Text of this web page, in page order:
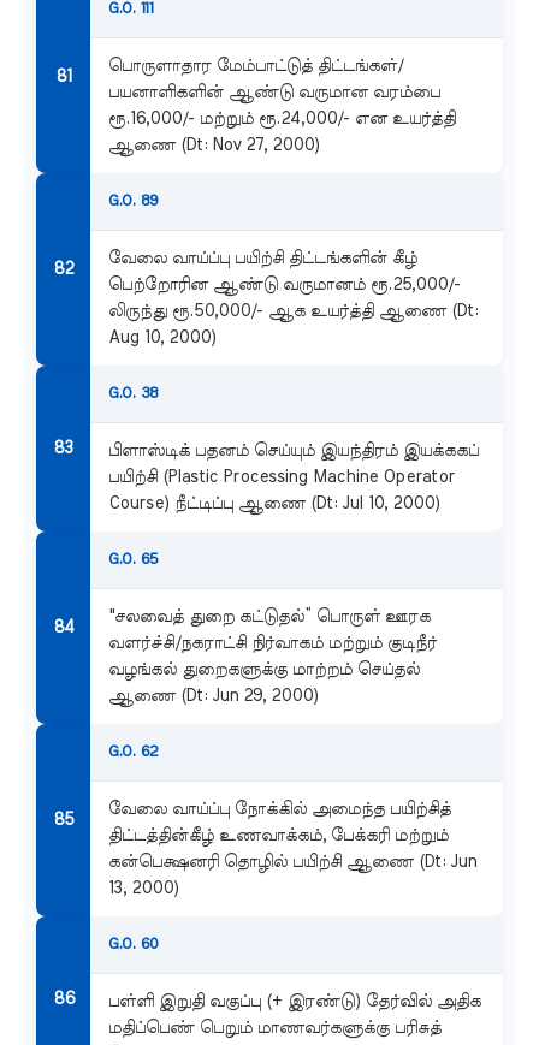
G.O. 111
பொருளாதார மேம்பாட்டுத் திட்டங்கள்/
பயனாளிகளின் ஆண்டு வருமான வரம்பை
ரூ.16,000/- மற்றும் ரூ.24,000/- என உயர்த்தி
ஆணை (Dt: Nov 27, 2000)
G.O. 89
வேலை வாய்ப்பு பயிற்சி திட்டங்களின் கீழ்
பெற்றோரின ஆண்டு வருமானம் ரூ.25,000/-
லிருந்து ரூ.50,000/- ஆக உயர்த்தி ஆணை (Dt:
Aug 10, 2000)
G.O. 38
பிளாஸ்டிக் பதனம் செய்யும் இயந்திரம் இயக்ககப்
பயிற்சி (Plastic Processing Machine Operator
Course) நீட்டிப்பு ஆணை (Dt: Jul 10, 2000)
G.O. 65
"சலவைத் துறை கட்டுதல்” பொருள் ஊரக
வளர்ச்சி/நகராட்சி நிர்வாகம் மற்றும் குடிநீர்
வழங்கல் துறைகளுக்கு மாற்றம் செய்தல்
ஆணை (Dt: Jun 29, 2000)
G.O. 62
வேலை வாய்ப்பு நோக்கில் அமைந்த பயிற்சித்
திட்டத்தின்கீழ் உணவாக்கம், பேக்கரி மற்றும்
கன்பெக்ஷனரி தொழில் பயிற்சி ஆணை (Dt: Jun
13, 2000)
G.O. 60
பள்ளி இறுதி வகுப்பு (+ இரண்டு) தேர்வில் அதிக
மதிப்பெண் பெறும் மாணவர்களுக்கு பரிசுத்